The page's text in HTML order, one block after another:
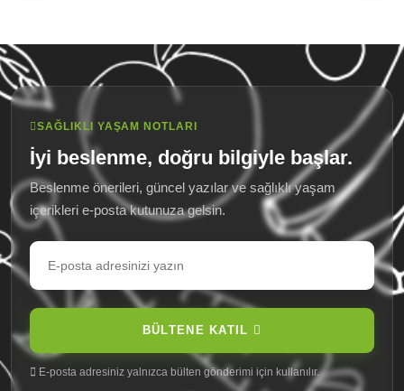
SAĞLIKLI YAŞAM NOTLARI
İyi beslenme, doğru bilgiyle başlar.
Beslenme önerileri, güncel yazılar ve sağlıklı yaşam
içerikleri e-posta kutunuza gelsin.
posta
adresiniz
BÜLTENE KATIL
E-posta adresiniz yalnızca bülten gönderimi için kullanılır.